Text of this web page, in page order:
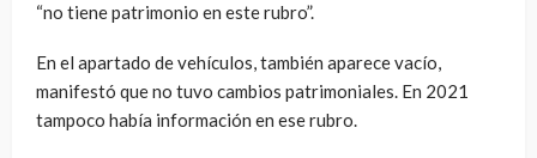
“no tiene patrimonio en este rubro”.
En el apartado de vehículos, también aparece vacío,
manifestó que no tuvo cambios patrimoniales. En 2021
tampoco había información en ese rubro.